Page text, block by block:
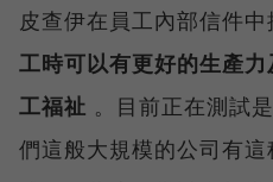
皮查伊在員工內部信件中
工時可以有更好的生產
工福祉 。目前正在測試
們這般大規模的公司有